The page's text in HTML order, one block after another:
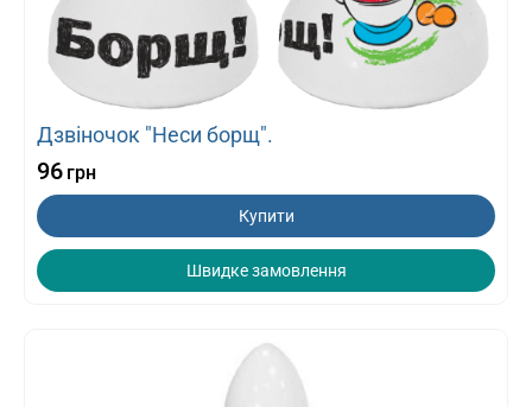
Дзвіночок "Неси борщ".
96 грн
Купити
Швидке замовлення